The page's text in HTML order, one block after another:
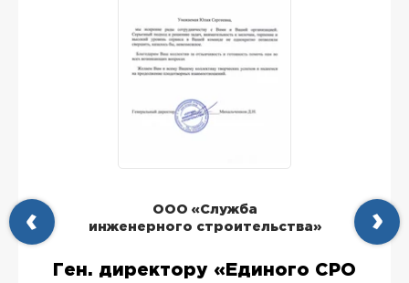
ООО «Служба
инженерного строительства»
Ген. директору «Единого СРО